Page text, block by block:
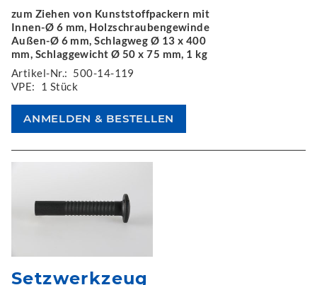
zum Ziehen von Kunststoffpackern mit
Innen-Ø 6 mm, Holzschraubengewinde
Außen-Ø 6 mm, Schlagweg Ø 13 x 400
mm, Schlaggewicht Ø 50 x 75 mm, 1 kg
Artikel-Nr.: 500-14-119
VPE:
1 Stück
Setzwerkzeug